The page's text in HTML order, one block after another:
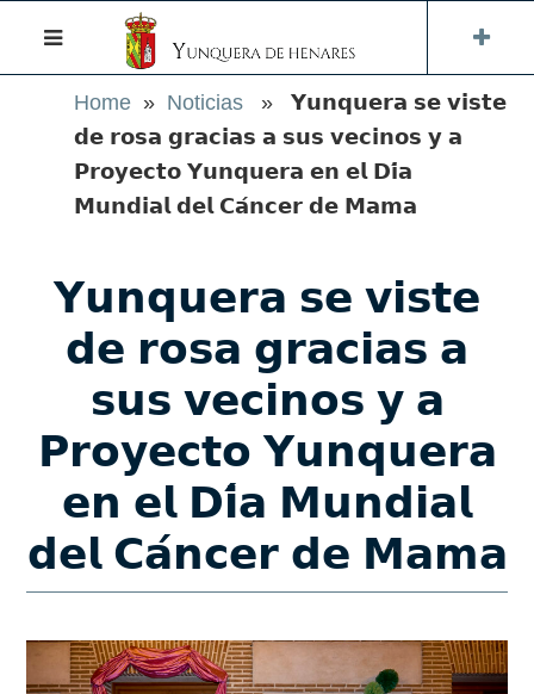
Home » Noticias » 𝗬𝘂𝗻𝗾𝘂𝗲𝗿𝗮 𝘀𝗲 𝘃𝗶𝘀𝘁𝗲
𝗱𝗲 𝗿𝗼𝘀𝗮 𝗴𝗿𝗮𝗰𝗶𝗮𝘀 𝗮 𝘀𝘂𝘀 𝘃𝗲𝗰𝗶𝗻𝗼𝘀 𝘆 𝗮
𝗣𝗿𝗼𝘆𝗲𝗰𝘁𝗼 𝗬𝘂𝗻𝗾𝘂𝗲𝗿𝗮 𝗲𝗻 𝗲𝗹 𝗗𝗶́𝗮
𝗠𝘂𝗻𝗱𝗶𝗮𝗹 𝗱𝗲𝗹 𝗖𝗮́𝗻𝗰𝗲𝗿 𝗱𝗲 𝗠𝗮𝗺𝗮
𝗬𝘂𝗻𝗾𝘂𝗲𝗿𝗮 𝘀𝗲 𝘃𝗶𝘀𝘁𝗲
𝗱𝗲 𝗿𝗼𝘀𝗮 𝗴𝗿𝗮𝗰𝗶𝗮𝘀 𝗮
𝘀𝘂𝘀 𝘃𝗲𝗰𝗶𝗻𝗼𝘀 𝘆 𝗮
𝗣𝗿𝗼𝘆𝗲𝗰𝘁𝗼 𝗬𝘂𝗻𝗾𝘂𝗲𝗿𝗮
𝗲𝗻 𝗲𝗹 𝗗𝗶́𝗮 𝗠𝘂𝗻𝗱𝗶𝗮𝗹
𝗱𝗲𝗹 𝗖𝗮́𝗻𝗰𝗲𝗿 𝗱𝗲 𝗠𝗮𝗺𝗮